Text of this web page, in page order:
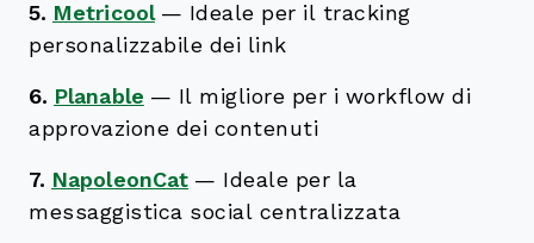
5. Metricool — Ideale per il tracking
personalizzabile dei link
6. Planable — Il migliore per i workflow di
approvazione dei contenuti
7. NapoleonCat — Ideale per la
messaggistica social centralizzata